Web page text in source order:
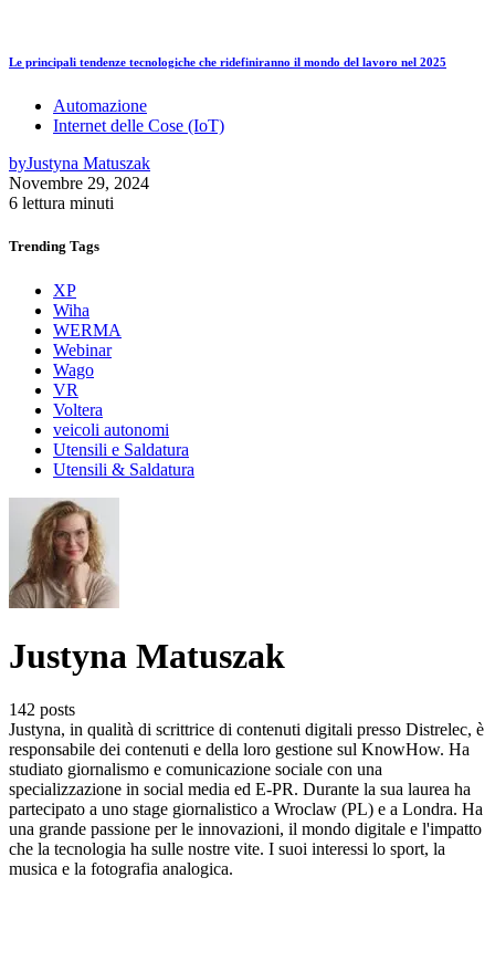
Le principali tendenze tecnologiche che ridefiniranno il mondo del lavoro nel 2025
Automazione
Internet delle Cose (IoT)
byJustyna Matuszak
Novembre 29, 2024
6 lettura minuti
Trending Tags
XP
Wiha
WERMA
Webinar
Wago
VR
Voltera
veicoli autonomi
Utensili e Saldatura
Utensili & Saldatura
Justyna Matuszak
142 posts
Justyna, in qualità di scrittrice di contenuti digitali presso Distrelec, è
responsabile dei contenuti e della loro gestione sul KnowHow. Ha
studiato giornalismo e comunicazione sociale con una
specializzazione in social media ed E-PR. Durante la sua laurea ha
partecipato a uno stage giornalistico a Wroclaw (PL) e a Londra. Ha
una grande passione per le innovazioni, il mondo digitale e l'impatto
che la tecnologia ha sulle nostre vite. I suoi interessi lo sport, la
musica e la fotografia analogica.